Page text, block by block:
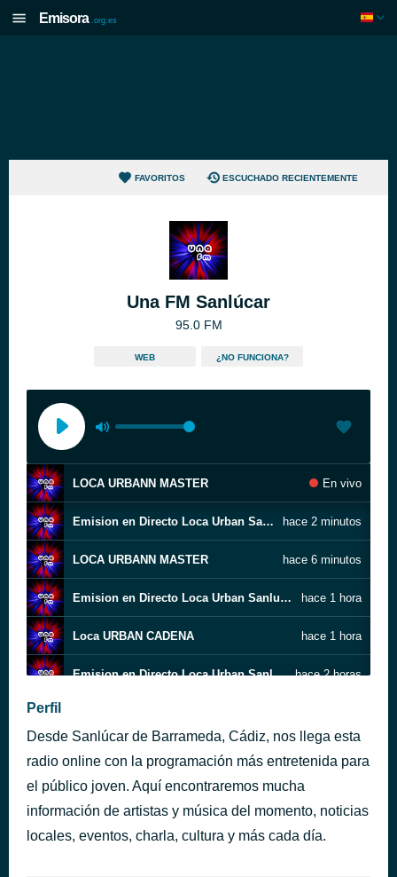
Emisora .org.es
FAVORITOS ESCUCHADO RECIENTEMENTE
Una FM Sanlúcar
95.0 FM
WEB ¿NO FUNCIONA?
LOCA URBANN MASTER En vivo
Emision en Directo Loca Urban Sanlucar hace 2 minutos
LOCA URBANN MASTER hace 6 minutos
Emision en Directo Loca Urban Sanlucar hace 1 hora
Loca URBAN CADENA hace 1 hora
Emision en Directo Loca Urban Sanlucar hace 2 horas
Loca URBAN CADENA hace 2 horas
hace 3 horas
Perfil
Desde Sanlúcar de Barrameda, Cádiz, nos llega esta
radio online con la programación más entretenida para
el público joven. Aquí encontraremos mucha
información de artistas y música del momento, noticias
locales, eventos, charla, cultura y más cada día.